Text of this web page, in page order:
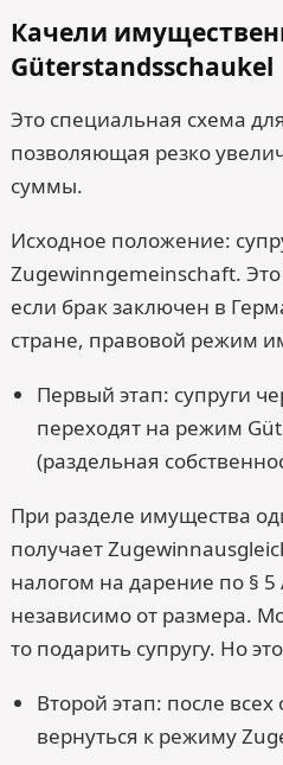
Качели
Güterstandsschaukel
Это специальная схема
позволяющая резко
суммы.
Исходное положение:
Zugewinngemeinschaft.
если брак заключен в
стране, правовой режим
Первый этап: супруги
переходят на режим
(раздельная
При разделе имущества
получает
налогом на дарение по § 5
независимо от размера.
то подарить супругу. Но
Второй этап: после
вернуться к режиму